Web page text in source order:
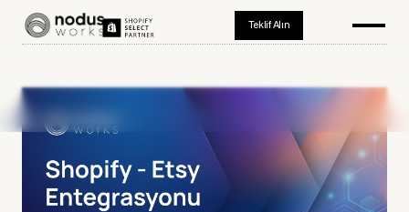
Teklif Alın